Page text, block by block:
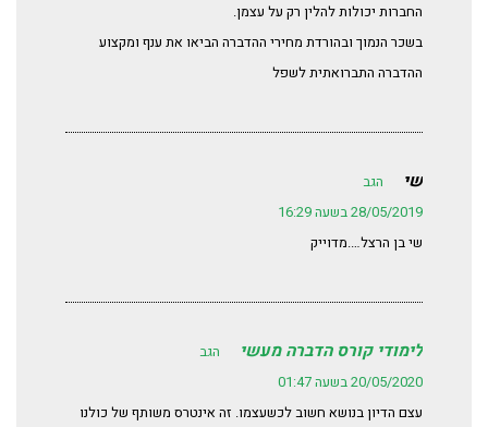
החברות יכולות להלין רק על עצמן.
בשכר הנמוך ובהורדת מחירי ההדברה הביאו את ענף ומקצוע
ההדברה התברואתית לשפל
שי
הגב
28/05/2019 בשעה 16:29
שי בן הרצל….מדוייק
לימודי קורס הדברה מעשי
הגב
20/05/2020 בשעה 01:47
עצם הדיון בנושא חשוב לכשעצמו. זה אינטרס משותף של כולנו